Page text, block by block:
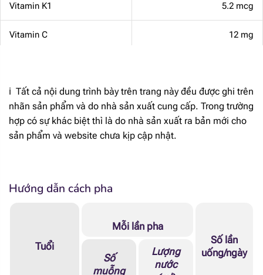
Vitamin K1 5.2 mcg
Vitamin C 12 mg
Vitamin B2 144 mcg
Niacin 0.5 mg
17 mcg DEF
ℹ️ Tất cả nội dung trình bày trên trang này đều được ghi trên
nhãn sản phẩm và do nhà sản xuất cung cấp. Trong trường
hợp có sự khác biệt thì là do nhà sản xuất ra bản mới cho
sản phẩm và website chưa kịp cập nhật.
Hướng dẫn cách pha
Tuổi
Mỗi lần pha
Số lần
uống/ngày
Số
muỗng
Lượng
nước